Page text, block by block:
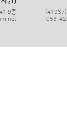
9층
(41937)
053-